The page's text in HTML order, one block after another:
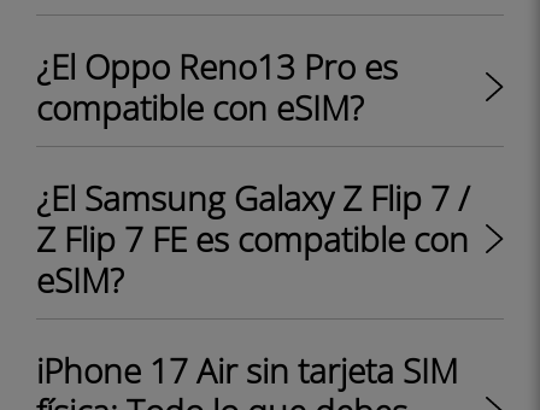
¿El Oppo Reno13 Pro es
compatible con eSIM?
¿El Samsung Galaxy Z Flip 7 /
Z Flip 7 FE es compatible con
eSIM?
iPhone 17 Air sin tarjeta SIM